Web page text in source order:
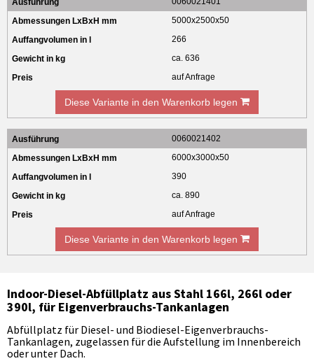
5000x2500x50
266
ca. 636
auf Anfrage
Diese Variante in den Warenkorb legen
0060021402
6000x3000x50
390
ca. 890
auf Anfrage
Diese Variante in den Warenkorb legen
Indoor-Diesel-Abfüllplatz aus Stahl 166l, 266l oder
390l, für Eigenverbrauchs-Tankanlagen
Abfüllplatz für Diesel- und Biodiesel-Eigenverbrauchs-
Tankanlagen, zugelassen für die Aufstellung im Innenbereich
oder unter Dach.